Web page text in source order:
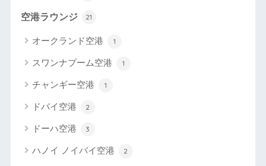
空港ラウンジ 21
オークランド空港 1
スワンナプーム空港 1
チャンギー空港 1
ドバイ空港 2
ドーハ空港 3
ハノイ ノイバイ空港 2